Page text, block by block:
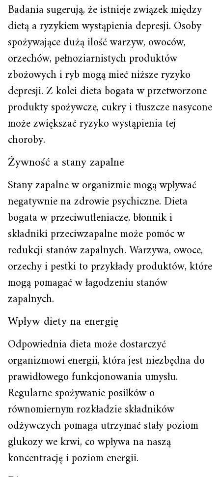
Badania sugerują, że istnieje związek między
dietą a ryzykiem wystąpienia depresji. Osoby
spożywające dużą ilość warzyw, owoców,
orzechów, pełnoziarnistych produktów
zbożowych i ryb mogą mieć niższe ryzyko
depresji. Z kolei dieta bogata w przetworzone
produkty spożywcze, cukry i tłuszcze nasycone
może zwiększać ryzyko wystąpienia tej
choroby.
Żywność a stany zapalne
Stany zapalne w organizmie mogą wpływać
negatywnie na zdrowie psychiczne. Dieta
bogata w przeciwutleniacze, błonnik i
składniki przeciwzapalne może pomóc w
redukcji stanów zapalnych. Warzywa, owoce,
orzechy i pestki to przykłady produktów, które
mogą pomagać w łagodzeniu stanów
zapalnych.
Wpływ diety na energię
Odpowiednia dieta może dostarczyć
organizmowi energii, która jest niezbędna do
prawidłowego funkcjonowania umysłu.
Regularne spożywanie posiłków o
równomiernym rozkładzie składników
odżywczych pomaga utrzymać stały poziom
glukozy we krwi, co wpływa na naszą
koncentrację i poziom energii.